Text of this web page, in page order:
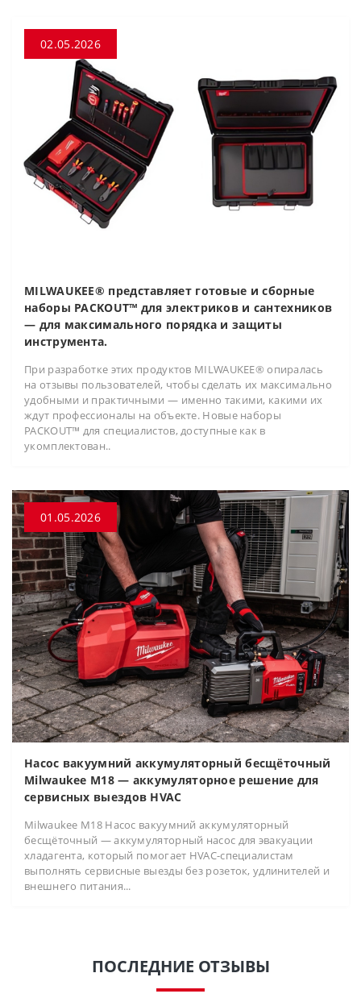
02.05.2026
MILWAUKEE® представляет готовые и сборные
наборы PACKOUT™ для электриков и сантехников
— для максимального порядка и защиты
инструмента.
При разработке этих продуктов MILWAUKEE® опиралась
на отзывы пользователей, чтобы сделать их максимально
удобными и практичными — именно такими, какими их
ждут профессионалы на объекте. Новые наборы
PACKOUT™ для специалистов, доступные как в
укомплектован..
01.05.2026
Насос вакуумний аккумуляторный бесщёточный
Milwaukee M18 — аккумуляторное решение для
сервисных выездов HVAC
Milwaukee M18 Насос вакуумний аккумуляторный
бесщёточный — аккумуляторный насос для эвакуации
хладагента, который помогает HVAC-специалистам
выполнять сервисные выезды без розеток, удлинителей и
внешнего питания...
ПОСЛЕДНИЕ ОТЗЫВЫ